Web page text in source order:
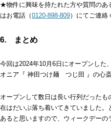
★物件に興味を持たれた方や質問のあ
はお電話（0120-898-809）にてご連絡
6. まとめ
今回は2024年10月6日にオープンした
オニア『 神田つけ麺 つじ田 』の心斎
オープンして数日は長い行列だった
在はだいぶ落ち着いてきていました
あると思いますので、ウィークデー